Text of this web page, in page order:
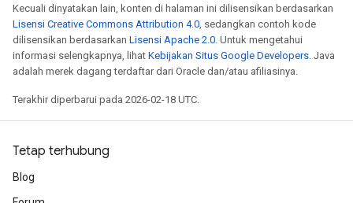
Kecuali dinyatakan lain, konten di halaman ini dilisensikan berdasarkan
Lisensi Creative Commons Attribution 4.0, sedangkan contoh kode
dilisensikan berdasarkan Lisensi Apache 2.0. Untuk mengetahui
informasi selengkapnya, lihat Kebijakan Situs Google Developers. Java
adalah merek dagang terdaftar dari Oracle dan/atau afiliasinya.
Terakhir diperbarui pada 2026-02-18 UTC.
Tetap terhubung
Blog